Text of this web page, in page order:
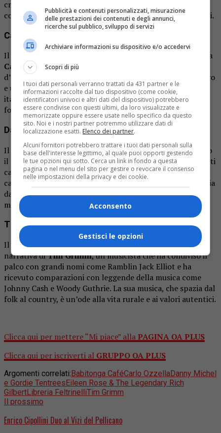
crooner alle big band da ballo. La sua carriera è stata
costellata da acclamati album e performance elettrizzanti.
Carlo Ozzella – 13 ottobre
Il 13 ottobre, il palco del Babitonga Café sarà dominato da
Carlo Ozzella, un artista italiano che porta il rock
d’autore al centro dell’attenzione. Con tre album all’attivo
e una serie di collaborazioni con artisti indipendenti
italiani, Ozzella offre un’esperienza musicale unica che
fonde il meglio del rock americano con l’anima italiana.
Danny Michel & Gordie Tentrees – 20 ottobre
Il 20 ottobre, Danny Michel e Gordie Tentrees porteranno
il loro tour europeo al Babitonga Café. Questi pluripremiati
cantautori canadesi offrono una serata di scambio di
canzoni emozionante e coinvolgente. La loro musica spazia
da pop a rock, da world a classica, offrendo una varietà
musicale che saprà conquistare il vostro cuore.
Tim Grimm – 27 ottobre
Il 27 ottobre, preparatevi ad essere catturati dalla voce
narrativa diTim Grimm, un musicista che ha condiviso il
palco con grandi nomi come Ramblin Jack Elliot e ha
ricevuto comparazioni con leggende della musica come
Johnny Cash e Woody Guthrie. La sua musica, che spazia dal
folk al country, è un’ode alla vita rurale e ai valori autentici.
Clicca qui per mettere “Mi piace” alla PAGINA OA PLUS
Clicca qui per iscriverti al GRUPPO OA PLUS
Argomenti correlati: Babitonga CaféCarlo OzzellaDanny Michel
e Gordie Tentrees Eileen Rose & The Legendary Rich
GilbertLibreria FeltrinelliTim Grimm
Il prossimo
Enrico Cipollini Duo al Vizi del Pellicano
Pubblicità e contenuti personalizzati, misurazione
delle prestazioni dei contenuti e degli annunci,
ricerche sul pubblico, sviluppo di servizi
Archiviare informazioni su dispositivo e/o accedervi
Scopri di più
I tuoi dati personali verranno trattati da 431 partner e le
informazioni raccolte dal tuo dispositivo (come cookie,
identificatori univoci e altri dati del dispositivo) potrebbero
essere condivise con questi ultimi, da loro visualizzate e
memorizzate oppure essere usate nello specifico da questo
sito. Noi e i nostri partner potremmo utilizzare dati di
localizzazione esatti. Elenco dei partner.
Alcuni fornitori potrebbero trattare i tuoi dati personali sulla
base dell'interesse legittimo, al quale puoi opporti gestendo
le tue opzioni qui sotto. Cerca un link in fondo a questa
pagina o nel menu del sito per gestire o revocare il consenso
nelle impostazioni della privacy e dei cookie.
Acconsento
Gestisci le opzioni